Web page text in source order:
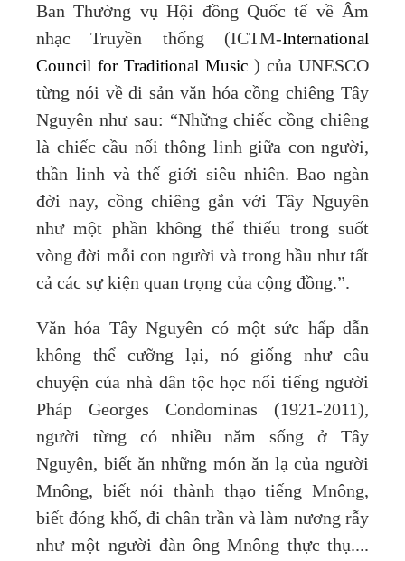
Ban Thường vụ Hội đồng Quốc tế về Âm
nhạc Truyền thống (ICTM-International
Council for Traditional Music ) của UNESCO
từng nói về di sản văn hóa cồng chiêng Tây
Nguyên như sau: “Những chiếc cồng chiêng
là chiếc cầu nối thông linh giữa con người,
thần linh và thế giới siêu nhiên. Bao ngàn
đời nay, cồng chiêng gắn với Tây Nguyên
như một phần không thể thiếu trong suốt
vòng đời mỗi con người và trong hầu như tất
cả các sự kiện quan trọng của cộng đồng.”.
Văn hóa Tây Nguyên có một sức hấp dẫn
không thể cưỡng lại, nó giống như câu
chuyện của nhà dân tộc học nổi tiếng người
Pháp Georges Condominas (1921-2011),
người từng có nhiều năm sống ở Tây
Nguyên, biết ăn những món ăn lạ của người
Mnông, biết nói thành thạo tiếng Mnông,
biết đóng khố, đi chân trần và làm nương rẫy
như một người đàn ông Mnông thực thụ....